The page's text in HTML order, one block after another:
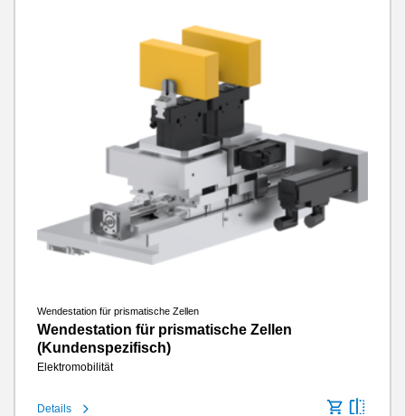
Wendestation für prismatische Zellen
Wendestation für prismatische Zellen
(Kundenspezifisch)
Elektromobilität
Details